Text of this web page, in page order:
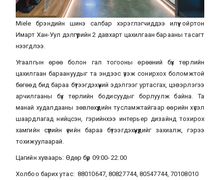
Miele брэндийн шинэ салбар хэрэглэгчиддээ илүү ойртон
Имарт Хан-Уул дэлгүүрийн 2 давхарт цахилгаан барааны тасагт
нээгдлээ.
Угаалгын өрөө болон гал тогооны өрөөний бүх төрлийн
цахилгаан бараануудыг та эндээс үзэж сонирхох боломжтой
бөгөөд бид бараа бүтээгдэхүүний эдэлгээг уртасгах, цэвэрлэгээ
арчилгааны бүх төрлийн бодисуудыг борлуулж байна. Та
манай худалдааны зөвлөхүүдийн тусламжтайгаар өөрийн хүсэл
шаардлагад нийцсэн, гэрийнхээ интерьер дизайнд тохирох
хамгийн сүүлийн үеийн бараа бүтээгдэхүүнүүдийг захиалж, гэрээ
тохижуулаарай.
Цагийн хуваарь: Өдөр бүр 09:00- 22:00
Холбоо барих утас: 88010647, 80827744, 80547744, 70108010